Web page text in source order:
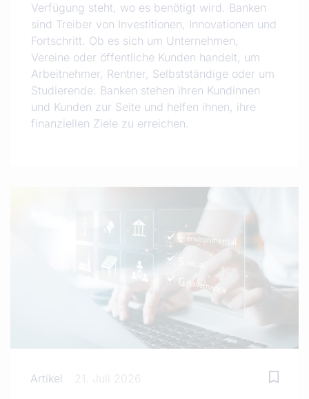
Verfügung steht, wo es benötigt wird. Banken
sind Treiber von Investitionen, Innovationen und
Fortschritt. Ob es sich um Unternehmen,
Vereine oder öffentliche Kunden handelt, um
Arbeitnehmer, Rentner, Selbstständige oder um
Studierende: Banken stehen ihren Kundinnen
und Kunden zur Seite und helfen ihnen, ihre
finanziellen Ziele zu erreichen.
Artikel 21. Juli 2026